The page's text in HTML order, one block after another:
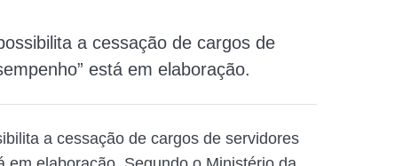
a cessação de cargos de
está em elaboração.
a cessação de cargos de servidores